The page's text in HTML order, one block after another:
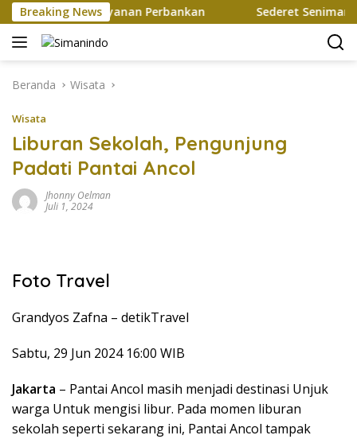
Langsung
ke
konten
Breaking News
Mutakhir Layanan Perbankan Sederet Seniman
Beranda Wisata
Wisata
Liburan Sekolah, Pengunjung
Padati Pantai Ancol
Jhonny Oelman
Juli 1, 2024
Foto Travel
Grandyos Zafna – detikTravel
Sabtu, 29 Jun 2024 16:00 WIB
Jakarta – Pantai Ancol masih menjadi destinasi Unjuk
warga Untuk mengisi libur. Pada momen liburan
sekolah seperti sekarang ini, Pantai Ancol tampak